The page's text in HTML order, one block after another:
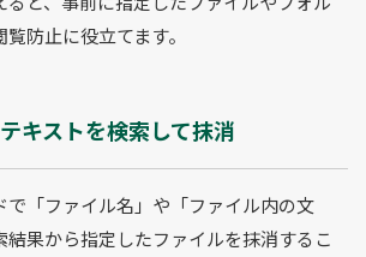
防止に役立てます。
キストを検索して抹消
で「ファイル名」や「ファイル内の文
結果から指定したファイルを抹消するこ